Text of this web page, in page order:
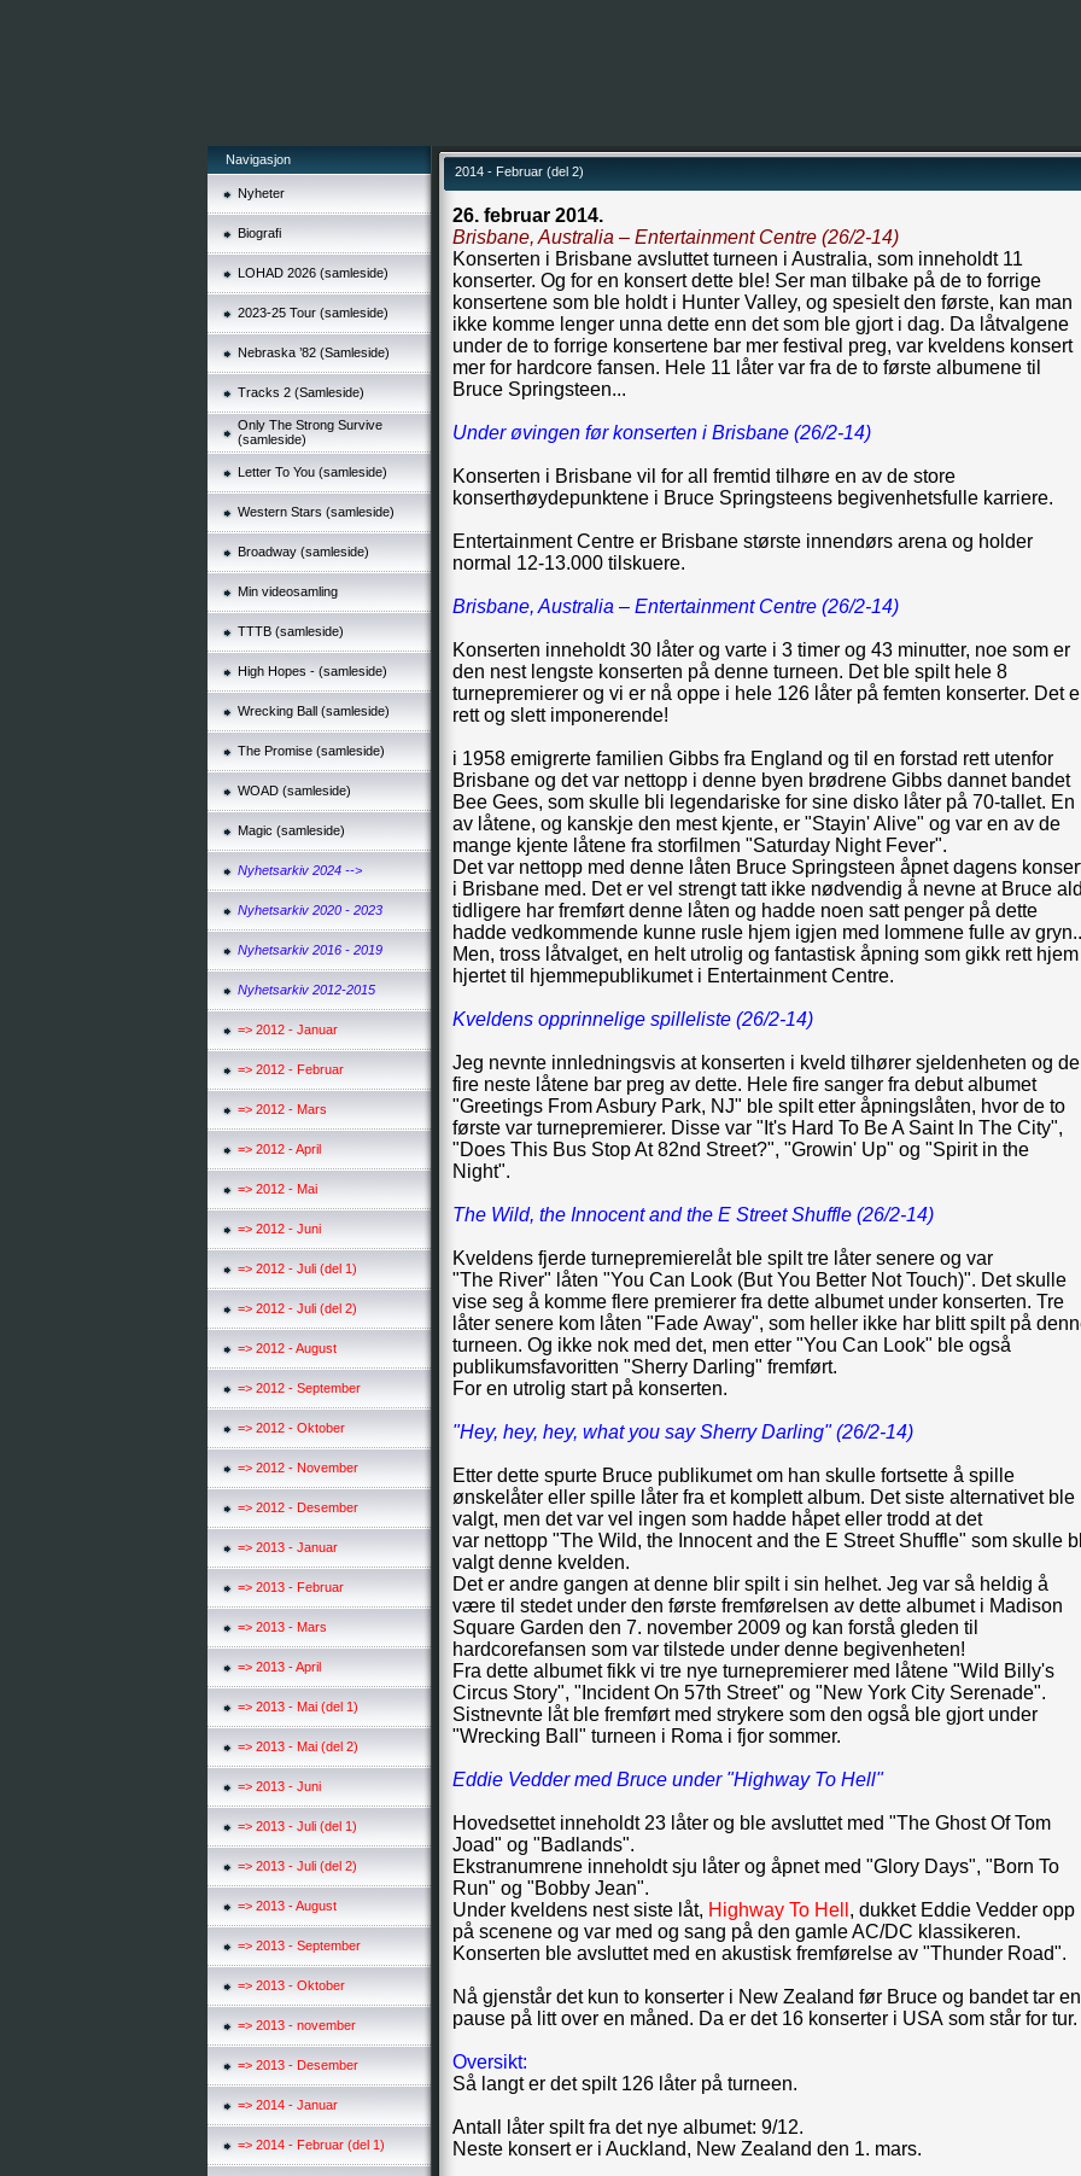
Navigasjon
Nyheter
Biografi
LOHAD 2026 (samleside)
2023-25 Tour (samleside)
Nebraska ’82 (Samleside)
Tracks 2 (Samleside)
Only The Strong Survive
(samleside)
Letter To You (samleside)
Western Stars (samleside)
Broadway (samleside)
Min videosamling
TTTB (samleside)
High Hopes - (samleside)
Wrecking Ball (samleside)
The Promise (samleside)
WOAD (samleside)
Magic (samleside)
Nyhetsarkiv 2024 -->
Nyhetsarkiv 2020 - 2023
Nyhetsarkiv 2016 - 2019
Nyhetsarkiv 2012-2015
=> 2012 - Januar
=> 2012 - Februar
=> 2012 - Mars
=> 2012 - April
=> 2012 - Mai
=> 2012 - Juni
=> 2012 - Juli (del 1)
=> 2012 - Juli (del 2)
=> 2012 - August
=> 2012 - September
=> 2012 - Oktober
=> 2012 - November
=> 2012 - Desember
=> 2013 - Januar
=> 2013 - Februar
=> 2013 - Mars
=> 2013 - April
=> 2013 - Mai (del 1)
=> 2013 - Mai (del 2)
=> 2013 - Juni
=> 2013 - Juli (del 1)
=> 2013 - Juli (del 2)
=> 2013 - August
=> 2013 - September
=> 2013 - Oktober
=> 2013 - november
=> 2013 - Desember
=> 2014 - Januar
=> 2014 - Februar (del 1)
2014 - Februar (del 2)
26. februar 2014.
Brisbane, Australia – Entertainment Centre (26/2-14)
Konserten i Brisbane avsluttet turneen i Australia, som inneholdt 11
konserter. Og for en konsert dette ble! Ser man tilbake på de to forrige
konsertene som ble holdt i Hunter Valley, og spesielt den første, kan man
ikke komme lenger unna dette enn det som ble gjort i dag. Da låtvalgene
under de to forrige konsertene bar mer festival preg, var kveldens konsert
mer for hardcore fansen. Hele 11 låter var fra de to første albumene til
Bruce Springsteen...
Under øvingen før konserten i Brisbane (26/2-14)
Konserten i Brisbane vil for all fremtid tilhøre en av de store
konserthøydepunktene i Bruce Springsteens begivenhetsfulle karriere.
Entertainment Centre er Brisbane største innendørs arena og holder
normal 12-13.000 tilskuere.
Brisbane, Australia – Entertainment Centre (26/2-14)
Konserten inneholdt 30 låter og varte i 3 timer og 43 minutter, noe som er
den nest lengste konserten på denne turneen. Det ble spilt hele 8
turnepremierer og vi er nå oppe i hele 126 låter på femten konserter. Det
rett og slett imponerende!
i 1958 emigrerte familien Gibbs fra England og til en forstad rett utenfor
Brisbane og det var nettopp i denne byen brødrene Gibbs dannet bandet
Bee Gees, som skulle bli legendariske for sine disko låter på 70-tallet. En
av låtene, og kanskje den mest kjente, er "Stayin' Alive" og var en av de
mange kjente låtene fra storfilmen "Saturday Night Fever".
Det var nettopp med denne låten Bruce Springsteen åpnet dagens
i Brisbane med. Det er vel strengt tatt ikke nødvendig å nevne at Bruce
tidligere har fremført denne låten og hadde noen satt penger på dette
hadde vedkommende kunne rusle hjem igjen med lommene fulle av
Men, tross låtvalget, en helt utrolig og fantastisk åpning som gikk rett
hjertet til hjemmepublikumet i Entertainment Centre.
Kveldens opprinnelige spilleliste (26/2-14)
Jeg nevnte innledningsvis at konserten i kveld tilhører sjeldenheten og de
fire neste låtene bar preg av dette. Hele fire sanger fra debut albumet
"Greetings From Asbury Park, NJ" ble spilt etter åpningslåten, hvor de to
første var turnepremierer. Disse var "It's Hard To Be A Saint In The City",
"Does This Bus Stop At 82nd Street?", "Growin' Up" og "Spirit in the
Night".
The Wild, the Innocent and the E Street Shuffle (26/2-14)
Kveldens fjerde turnepremierelåt ble spilt tre låter senere og var
"The River" låten "You Can Look (But You Better Not Touch)". Det skulle
vise seg å komme flere premierer fra dette albumet under konserten. Tre
låter senere kom låten "Fade Away", som heller ikke har blitt spilt på
turneen. Og ikke nok med det, men etter "You Can Look" ble også
publikumsfavoritten "Sherry Darling" fremført.
For en utrolig start på konserten.
"Hey, hey, hey, what you say Sherry Darling" (26/2-14)
Etter dette spurte Bruce publikumet om han skulle fortsette å spille
ønskelåter eller spille låter fra et komplett album. Det siste alternativet ble
valgt, men det var vel ingen som hadde håpet eller trodd at det
var nettopp "The Wild, the Innocent and the E Street Shuffle" som skulle
valgt denne kvelden.
Det er andre gangen at denne blir spilt i sin helhet. Jeg var så heldig å
være til stedet under den første fremførelsen av dette albumet i Madison
Square Garden den 7. november 2009 og kan forstå gleden til
hardcorefansen som var tilstede under denne begivenheten!
Fra dette albumet fikk vi tre nye turnepremierer med låtene "Wild Billy's
Circus Story", "Incident On 57th Street" og "New York City Serenade".
Sistnevnte låt ble fremført med strykere som den også ble gjort under
"Wrecking Ball" turneen i Roma i fjor sommer.
Eddie Vedder med Bruce under "Highway To Hell"
Hovedsettet inneholdt 23 låter og ble avsluttet med "The Ghost Of Tom
Joad" og "Badlands".
Ekstranumrene inneholdt sju låter og åpnet med "Glory Days", "Born To
Run" og "Bobby Jean".
Under kveldens nest siste låt, Highway To Hell , dukket Eddie Vedder opp
på scenene og var med og sang på den gamle AC/DC klassikeren.
Konserten ble avsluttet med en akustisk fremførelse av "Thunder Road".
Nå gjenstår det kun to konserter i New Zealand før Bruce og bandet tar en
pause på litt over en måned. Da er det 16 konserter i USA som står for tur.
Oversikt:
Så langt er det spilt 126 låter på turneen.
Antall låter spilt fra det nye albumet: 9/12.
Neste konsert er i Auckland, New Zealand den 1. mars.